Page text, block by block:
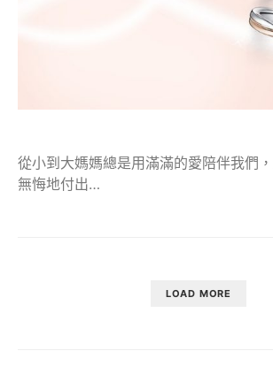
從小到大媽媽總是用滿滿的愛陪伴我們
無悔地付出…
LOAD MORE